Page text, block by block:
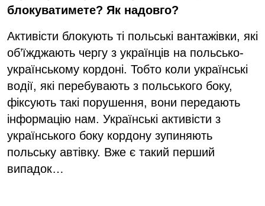
блокуватимете? Як надовго?
Активісти блокують ті польські вантажівки, які
об’їжджають чергу з українців на польсько-
українському кордоні. Тобто коли українські
водії, які перебувають з польського боку,
фіксують такі порушення, вони передають
інформацію нам. Українські активісти з
українського боку кордону зупиняють
польську автівку. Вже є такий перший
випадок…